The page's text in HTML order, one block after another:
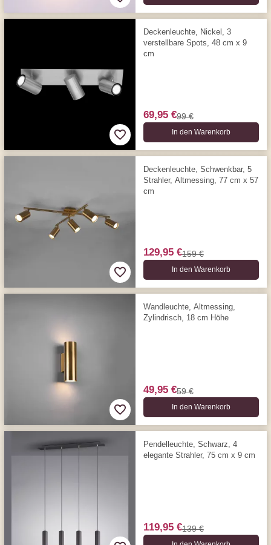
Deckenleuchte, Nickel, 3
verstellbare Spots, 48 cm x 9
cm
69,95 €99 €
In den Warenkorb
Deckenleuchte, Schwenkbar, 5
Strahler, Altmessing, 77 cm x 57
cm
129,95 €159 €
In den Warenkorb
Wandleuchte, Altmessing,
Zylindrisch, 18 cm Höhe
49,95 €59 €
In den Warenkorb
Pendelleuchte, Schwarz, 4
elegante Strahler, 75 cm x 9 cm
119,95 €139 €